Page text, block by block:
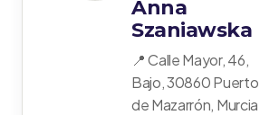
Anna
Szaniawska
📍 Calle Mayor, 46,
Bajo, 30860 Puerto
de Mazarrón, Murcia